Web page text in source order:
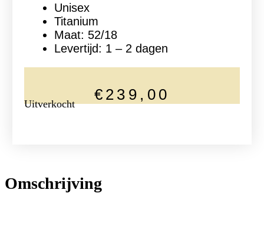
Unisex
Titanium
Maat: 52/18
Levertijd: 1 – 2 dagen
€ 239,00
Uitverkocht
Omschrijving